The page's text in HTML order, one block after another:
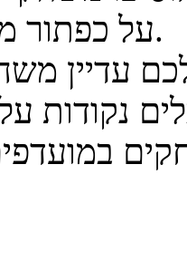
על כפתור מועדפים במשחק.
על